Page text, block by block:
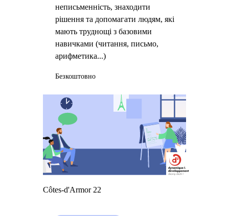
неписьменність, знаходити
рішення та допомагати людям, які
мають труднощі з базовими
навичками (читання, письмо,
арифметика...)
Безкоштовно
Côtes-d'Armor 22